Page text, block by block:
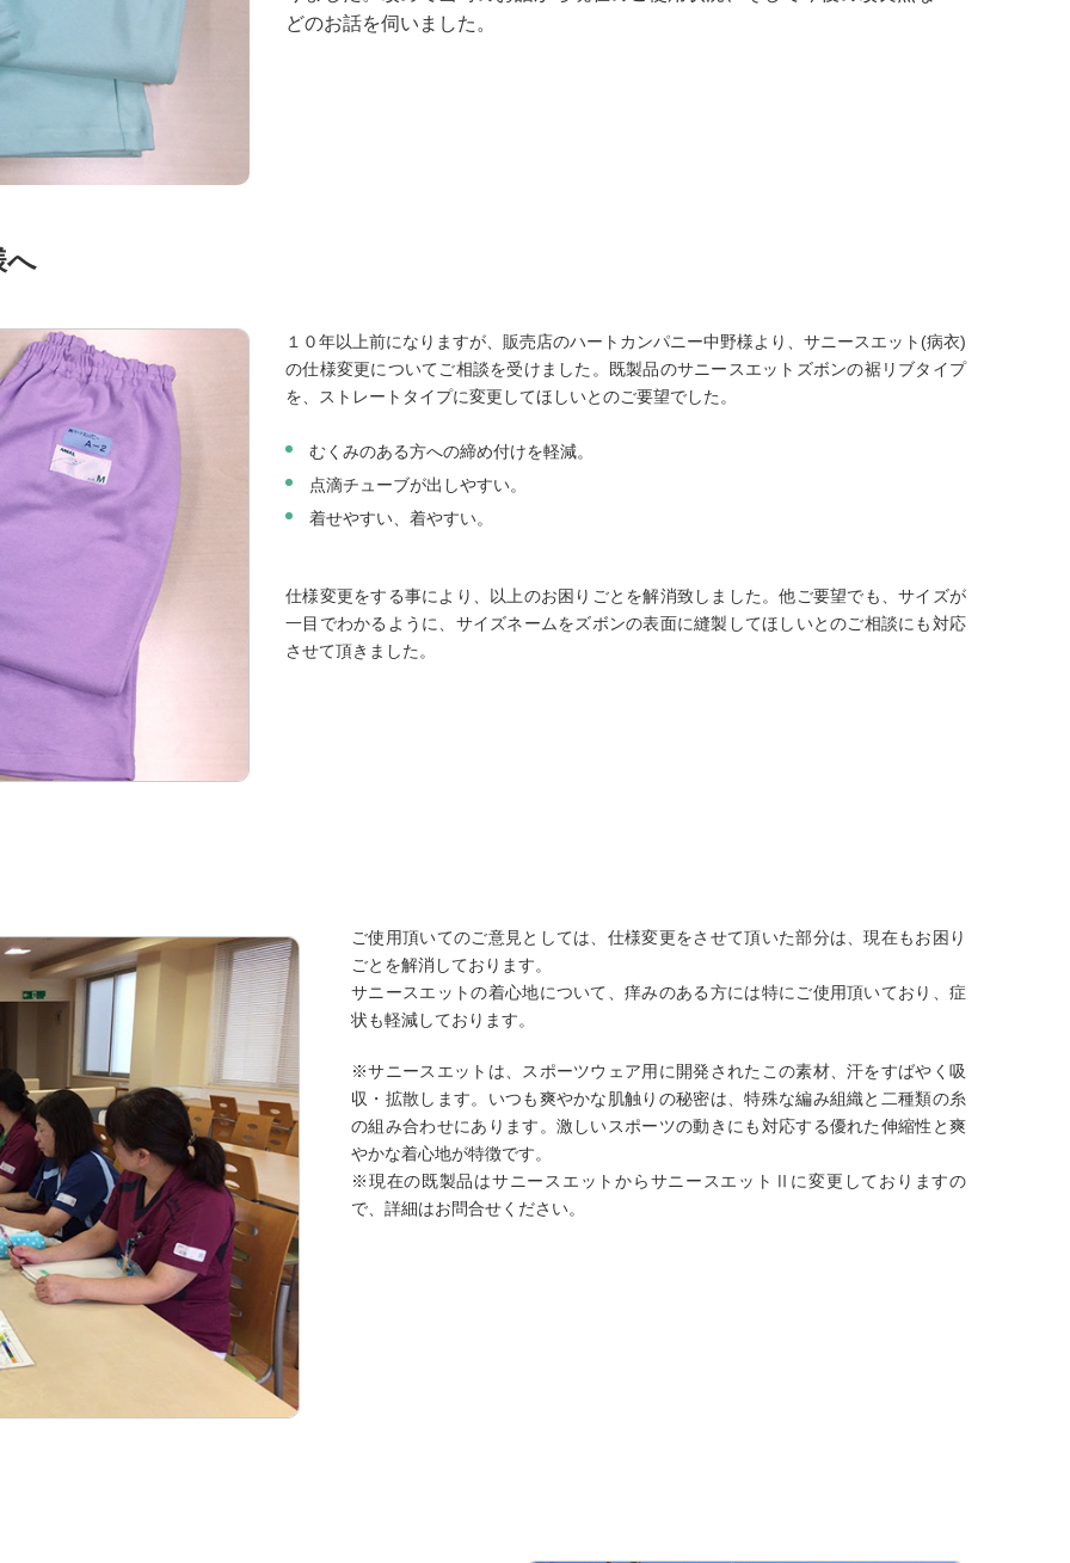
どのお話を伺いました。
へ
１０年以上前になりますが、販売店のハートカンパニー中野様より、サニースエット(病衣)
の仕様変更についてご相談を受けました。既製品のサニースエットズボンの裾リブタイプ
を、ストレートタイプに変更してほしいとのご要望でした。
むくみのある方への締め付けを軽減。
点滴チューブが出しやすい。
着せやすい、着やすい。
仕様変更をする事により、以上のお困りごとを解消致しました。他ご要望でも、サイズが
一目でわかるように、サイズネームをズボンの表面に縫製してほしいとのご相談にも対応
させて頂きました。
ご使用頂いてのご意見としては、仕様変更をさせて頂いた部分は、現在もお困り
ごとを解消しております。
サニースエットの着心地について、痒みのある方には特にご使用頂いており、症
状も軽減しております。
※サニースエットは、スポーツウェア用に開発されたこの素材、汗をすばやく吸
収・拡散します。いつも爽やかな肌触りの秘密は、特殊な編み組織と二種類の糸
の組み合わせにあります。激しいスポーツの動きにも対応する優れた伸縮性と爽
やかな着心地が特徴です。
※現在の既製品はサニースエットからサニースエットⅡに変更しておりますの
で、詳細はお問合せください。